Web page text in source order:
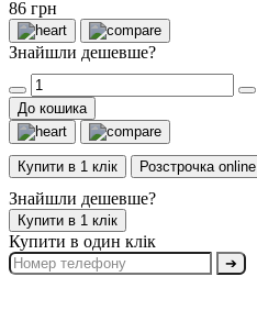
86 грн
Знайшли дешевше?
До кошика
Купити в 1 клік Розстрочка online
Знайшли дешевше?
Купити в 1 клік
Купити в один клік
➔